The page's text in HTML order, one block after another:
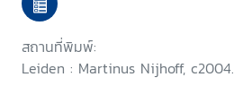
สถานที่พิมพ์:
Leiden : Martinus Nijhoff, c2004.